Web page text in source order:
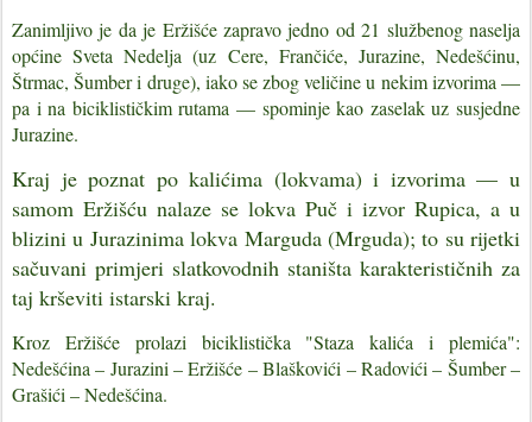
Zanimljivo je da je Eržišće zapravo jedno od 21 službenog naselja
općine Sveta Nedelja (uz Cere, Frančiće, Jurazine, Nedešćinu,
Štrmac, Šumber i druge), iako se zbog veličine u nekim izvorima —
pa i na biciklističkim rutama — spominje kao zaselak uz susjedne
Jurazine.
Kraj je poznat po kalićima (lokvama) i izvorima — u
samom Eržišću nalaze se lokva Puč i izvor Rupica, a u
blizini u Jurazinima lokva Marguda (Mrguda); to su rijetki
sačuvani primjeri slatkovodnih staništa karakterističnih za
taj krševiti istarski kraj.
Kroz Eržišće prolazi biciklistička "Staza kalića i plemića":
Nedešćina – Jurazini – Eržišće – Blaškovići – Radovići – Šumber –
Grašići – Nedešćina.